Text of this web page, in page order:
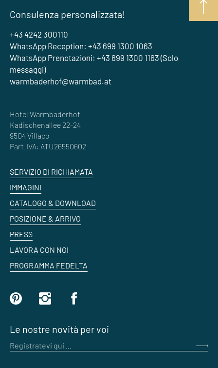
Consulenza personalizzata!
+43 4242 300110
WhatsApp Reception: +43 699 1300 1063
WhatsApp Prenotazioni: +43 699 1300 1163 (Solo
messaggi)
warmbaderhof@warmbad.at
Hotel Warmbaderhof
Kadischenallee 22-24
9504 Villaco
Part.IVA: ATU26550602
SERVIZIO DI RICHIAMATA
IMMAGINI
CATALOGO & DOWNLOAD
POSIZIONE & ARRIVO
PRESS
LAVORA CON NOI
PROGRAMMA FEDELTA
Le nostre novità per voi
Registratevi qui ...